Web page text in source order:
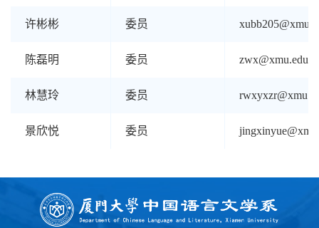
许彬彬 委员
陈磊明 委员
林慧玲 委员
景欣悦 委员